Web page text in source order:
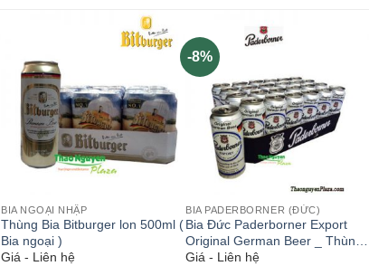
BIA NGOẠI NHẬP
Thùng Bia Bitburger lon 500ml (
Bia ngoại )
Giá - Liên hệ
-8%
BIA PADERBORNER (ĐỨC)
Bia Đức Paderborner Export
Original German Beer _ Thùng
24 lon 500ml
Giá - Liên hệ